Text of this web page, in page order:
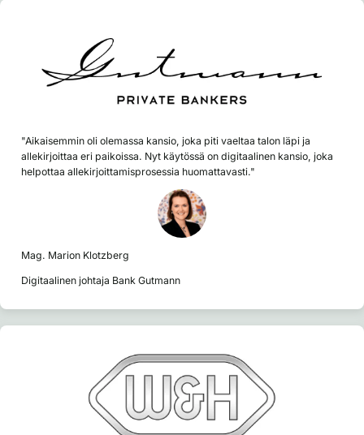
"Aikaisemmin oli olemassa kansio, joka piti vaeltaa talon läpi ja
allekirjoittaa eri paikoissa. Nyt käytössä on digitaalinen kansio, joka
helpottaa allekirjoittamisprosessia huomattavasti."
Mag. Marion Klotzberg
Digitaalinen johtaja Bank Gutmann